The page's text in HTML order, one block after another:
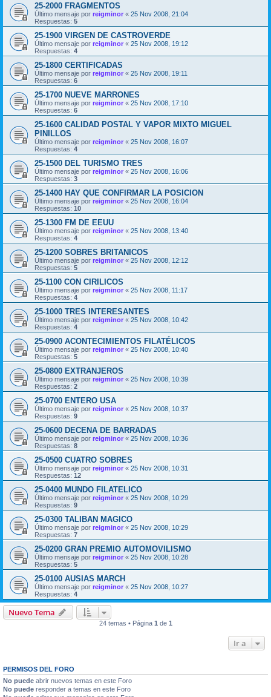
25-2000 FRAGMENTOS
Último mensaje por reigminor « 25 Nov 2008, 21:04
Respuestas: 5
25-1900 VIRGEN DE CASTROVERDE
Último mensaje por reigminor « 25 Nov 2008, 19:12
Respuestas: 4
25-1800 CERTIFICADAS
Último mensaje por reigminor « 25 Nov 2008, 19:11
Respuestas: 6
25-1700 NUEVE MARRONES
Último mensaje por reigminor « 25 Nov 2008, 17:10
Respuestas: 6
25-1600 CALIDAD POSTAL Y VAPOR MIXTO MIGUEL
PINILLOS
Último mensaje por reigminor « 25 Nov 2008, 16:07
Respuestas: 4
25-1500 DEL TURISMO TRES
Último mensaje por reigminor « 25 Nov 2008, 16:06
Respuestas: 3
25-1400 HAY QUE CONFIRMAR LA POSICION
Último mensaje por reigminor « 25 Nov 2008, 16:04
Respuestas: 10
25-1300 FM DE EEUU
Último mensaje por reigminor « 25 Nov 2008, 13:40
Respuestas: 4
25-1200 SOBRES BRITANICOS
Último mensaje por reigminor « 25 Nov 2008, 12:12
Respuestas: 5
25-1100 CON CIRILICOS
Último mensaje por reigminor « 25 Nov 2008, 11:17
Respuestas: 4
25-1000 TRES INTERESANTES
Último mensaje por reigminor « 25 Nov 2008, 10:42
Respuestas: 4
25-0900 ACONTECIMIENTOS FILATÉLICOS
Último mensaje por reigminor « 25 Nov 2008, 10:40
Respuestas: 5
25-0800 EXTRANJEROS
Último mensaje por reigminor « 25 Nov 2008, 10:39
Respuestas: 2
25-0700 ENTERO USA
Último mensaje por reigminor « 25 Nov 2008, 10:37
Respuestas: 9
25-0600 DECENA DE BARRADAS
Último mensaje por reigminor « 25 Nov 2008, 10:36
Respuestas: 8
25-0500 CUATRO SOBRES
Último mensaje por reigminor « 25 Nov 2008, 10:31
Respuestas: 12
25-0400 MUNDO FILATELICO
Último mensaje por reigminor « 25 Nov 2008, 10:29
Respuestas: 9
25-0300 TALIBAN MAGICO
Último mensaje por reigminor « 25 Nov 2008, 10:29
Respuestas: 7
25-0200 GRAN PREMIO AUTOMOVILISMO
Último mensaje por reigminor « 25 Nov 2008, 10:28
Respuestas: 5
25-0100 AUSIAS MARCH
Último mensaje por reigminor « 25 Nov 2008, 10:27
Respuestas: 4
Nuevo Tema
24 temas • Página 1 de 1
Ir a
PERMISOS DEL FORO
No puede abrir nuevos temas en este Foro
No puede responder a temas en este Foro